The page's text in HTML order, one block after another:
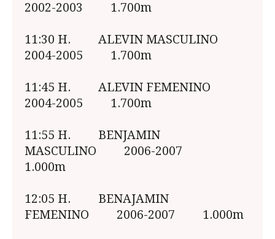
2002-2003 1.700m
11:30 H. ALEVIN MASCULINO
2004-2005 1.700m
11:45 H. ALEVIN FEMENINO
2004-2005 1.700m
11:55 H. BENJAMIN
MASCULINO 2006-2007
1.000m
12:05 H. BENAJAMIN
FEMENINO 2006-2007 1.000m